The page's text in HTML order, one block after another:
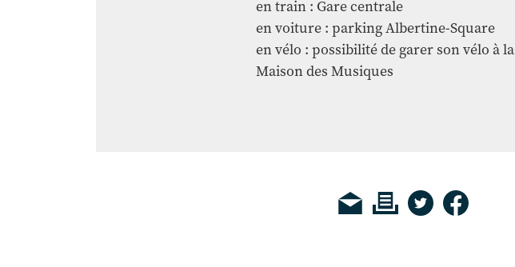
en train : Gare centrale
en voiture : parking Albertine-Square
en vélo : possibilité de garer son vélo à la
Maison des Musiques